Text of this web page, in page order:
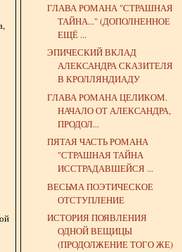
ГЛАВА РОМАНА "СТРАШНАЯ
ТАЙНА..." (ДОПОЛНЕННОЕ
ЕЩЁ ...
ЭПИЧЕСКИЙ ВКЛАД
АЛЕКСАНДРА СКАЗИТЕЛЯ
В КРОЛЛЯНДИАДУ
ГЛАВА РОМАНА ЦЕЛИКОМ.
НАЧАЛО ОТ АЛЕКСАНДРА,
ПРОДОЛ...
ПЯТАЯ ЧАСТЬ РОМАНА
"СТРАШНАЯ ТАЙНА
ИССТРАДАВШЕЙСЯ ...
ВЕСЬМА ПОЭТИЧЕСКОЕ
ОТСТУПЛЕНИЕ
ИСТОРИЯ ПОЯВЛЕНИЯ
ОДНОЙ ВЕЩИЦЫ
(ПРОДОЛЖЕНИЕ ТОГО ЖЕ)